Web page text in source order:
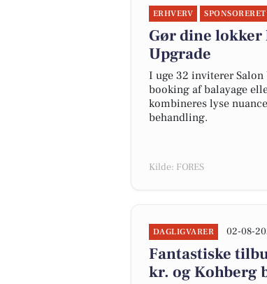
ERHVERV SPONSORERET
Gør dine lokker
Upgrade
I uge 32 inviterer
booking af balayage
kombineres lyse
behandling.
Kilde: FORES
DAGLIGVARER 02-08-
Fantastiske
kr. og Kohberg